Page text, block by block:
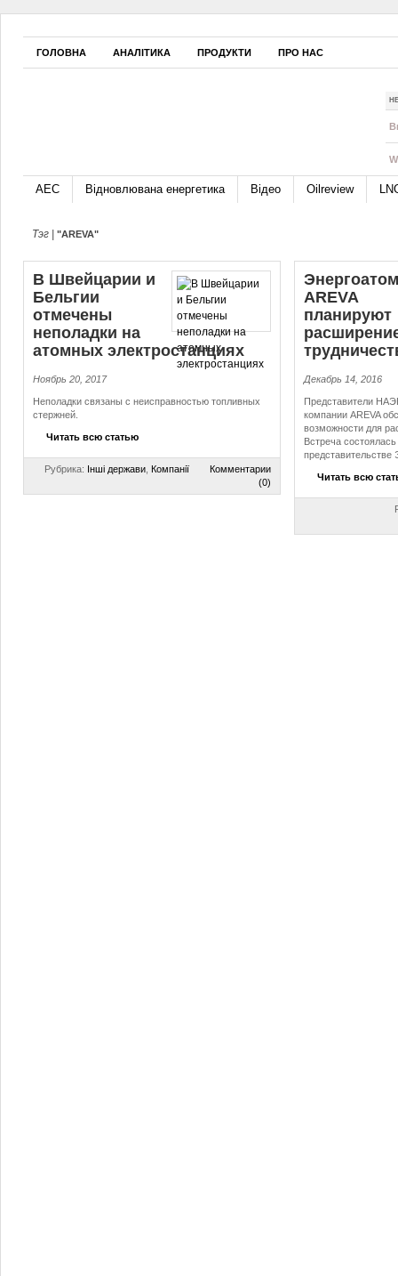
ГОЛОВНА АНАЛІТИКА ПРОДУКТИ ПРО НАС
АЕС Відновлювана енергетика Відео Oilreview
Тэг | "AREVA"
В Швейцарии и
Бельгии
отмечены
неполадки на
атомных элек­тро­стан­ци­ях
Ноябрь 20, 2017
Неполадки связаны с неисправностью топливных
стержней.
Читать всю статью
Рубрика: Інші держави Компанії
Комментарии
(0)
AREVA
планируют
Декабрь 14, 2016
Представители
компании AREVA
возможности для
Встреча
представительстве
Читать всю